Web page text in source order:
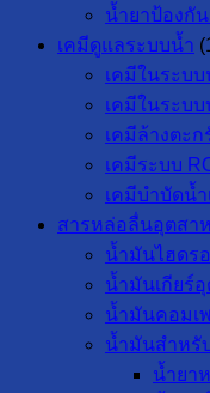
น้ำยาป้องกั
เคมีดูแลระบบน้ำ
เคมีในระบ
เคมีในระบบ
เคมีล้างตะก
เคมีระบบ
เคมีบำบัดน้ำ
สารหล่อลื่นอุตสา
น้ำมันไฮดร
น้ำมันเกียร์
น้ำมันคอมเ
น้ำมันสำหรั
น้ำยา